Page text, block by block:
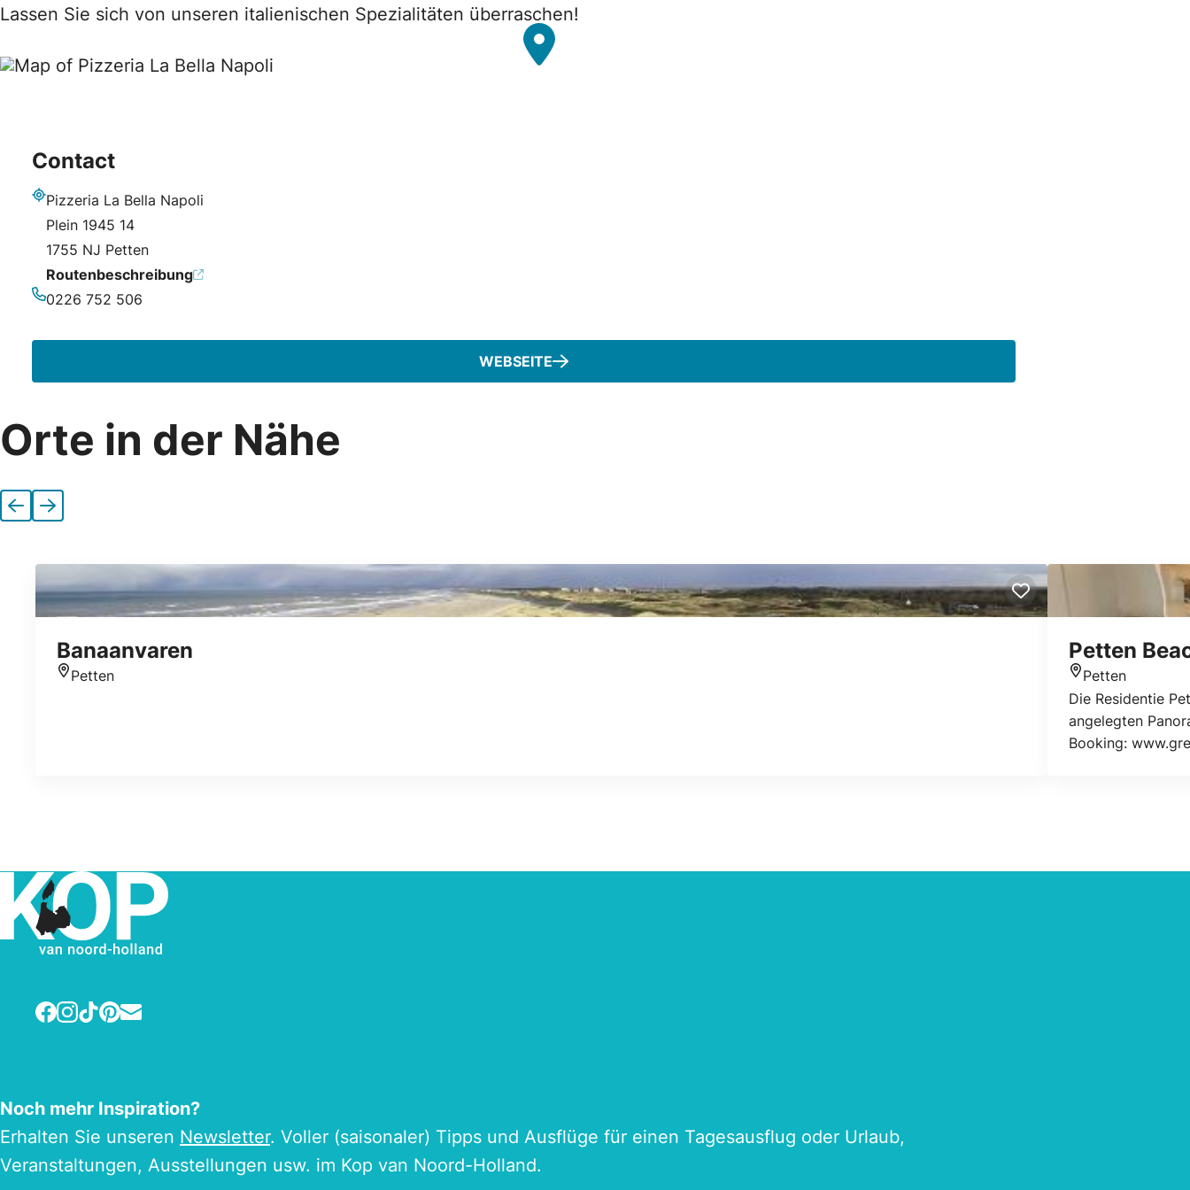
Lassen Sie sich von unseren italienischen Spezialitäten überraschen!
Contact
Pizzeria La Bella Napoli
Plein 1945 14
1755 NJ Petten
Routenbeschreibung
0226 752 506
WEBSEITE
Orte in der Nähe
Vorherige
Nächste
Banaanvaren
Petten
Petten
Standort
Petten
Die Residentie
angelegten
Booking:
Facebook
Instagram
TikTok
Pinterest
E-mail
Noch mehr Inspiration?
Erhalten Sie unseren Newsletter. Voller (saisonaler) Tipps und Ausflüge für einen Tagesausflug oder Urlaub,
Veranstaltungen, Ausstellungen usw. im Kop van Noord-Holland.